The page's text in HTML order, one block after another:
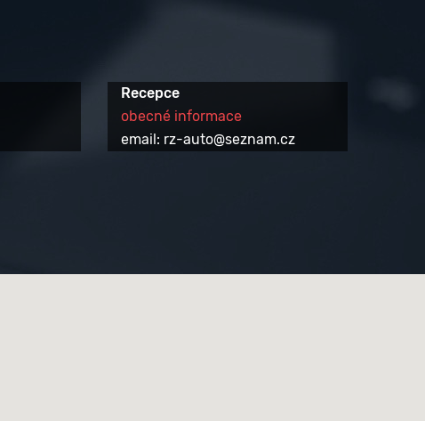
Recepce
obecné informace
email: rz-auto@seznam.cz